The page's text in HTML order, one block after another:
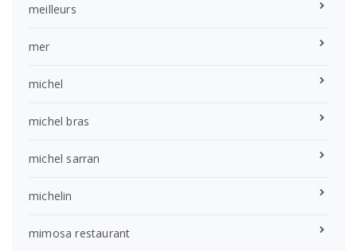
meilleurs
mer
michel
michel bras
michel sarran
michelin
mimosa restaurant